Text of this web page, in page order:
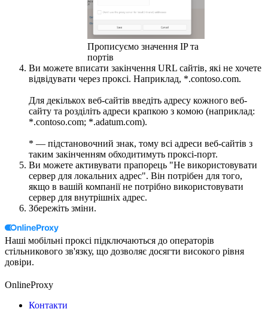
Прописуємо значення IP та
портів
Ви можете вписати закінчення URL сайтів, які не хочете
відвідувати через проксі. Наприклад, *.contoso.com.
Для декількох веб-сайтів введіть адресу кожного веб-
сайту та розділіть адреси крапкою з комою (наприклад:
*.contoso.com; *.adatum.com).
* — підстановочний знак, тому всі адреси веб-сайтів з
таким закінченням обходитимуть проксі-порт.
Ви можете активувати прапорець "Не використовувати
сервер для локальних адрес". Він потрібен для того,
якщо в вашій компанії не потрібно використовувати
сервер для внутрішніх адрес.
Збережіть зміни.
Наші мобільні проксі підключаються до операторів
стільникового зв'язку, що дозволяє досягти високого рівня
довіри.
OnlineProxy
Контакти